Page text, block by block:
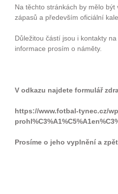
Na těchto stránkách by mělo
zápasů a především oficiální
Důležitou částí jsou i kontakty
informace prosím o náměty.
V odkazu najdete formulář
https://www.fotbal-tynec.cz/
Prosíme o jeho vyplnění a